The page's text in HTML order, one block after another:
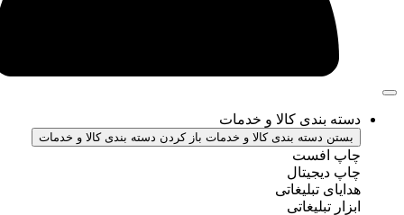
دسته بندی کالا و خدمات
بستن دسته بندی کالا و خدمات باز کردن دسته بندی کالا و خدمات
چاپ افست
چاپ دیجیتال
هدایای تبلیغاتی
ابزار تبلیغاتی